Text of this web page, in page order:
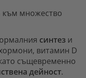
към множество
синтез и
витамин D
същевременно
дейност.